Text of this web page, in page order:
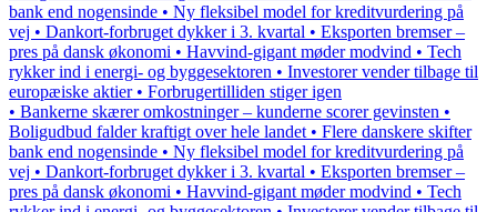
bank end nogensinde • Ny fleksibel model for kreditvurdering på
vej • Dankort-forbruget dykker i 3. kvartal • Eksporten bremser –
pres på dansk økonomi • Havvind-gigant møder modvind • Tech
rykker ind i energi- og byggesektoren • Investorer vender tilbage til
europæiske aktier • Forbrugertilliden stiger igen
• Bankerne skærer omkostninger – kunderne scorer gevinsten •
Boligudbud falder kraftigt over hele landet • Flere danskere skifter
bank end nogensinde • Ny fleksibel model for kreditvurdering på
vej • Dankort-forbruget dykker i 3. kvartal • Eksporten bremser –
pres på dansk økonomi • Havvind-gigant møder modvind • Tech